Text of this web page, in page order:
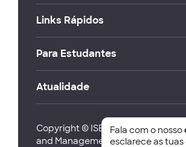
Links Rápidos
Para Estudantes
Atualidade
Copyright © ISEG Lisbon School of
and Management 2026
Fala com o nosso
esclarece as tuas